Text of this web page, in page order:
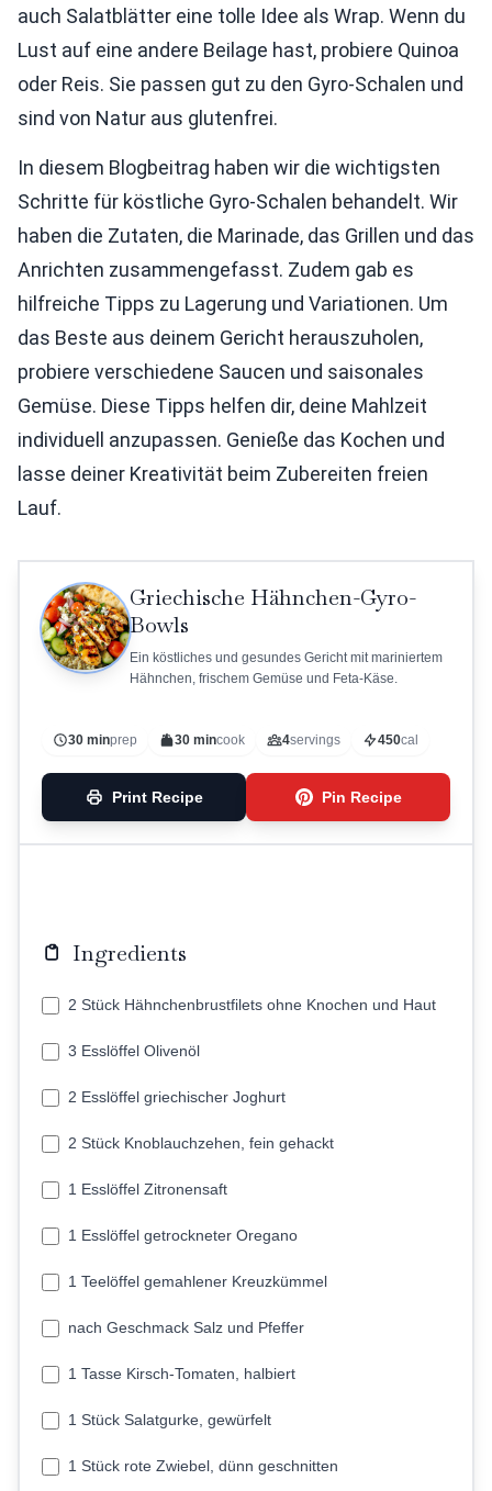
auch Salatblätter eine tolle Idee als Wrap. Wenn du
Lust auf eine andere Beilage hast, probiere Quinoa
oder Reis. Sie passen gut zu den Gyro-Schalen und
sind von Natur aus glutenfrei.
In diesem Blogbeitrag haben wir die wichtigsten
Schritte für köstliche Gyro-Schalen behandelt. Wir
haben die Zutaten, die Marinade, das Grillen und das
Anrichten zusammengefasst. Zudem gab es
hilfreiche Tipps zu Lagerung und Variationen. Um
das Beste aus deinem Gericht herauszuholen,
probiere verschiedene Saucen und saisonales
Gemüse. Diese Tipps helfen dir, deine Mahlzeit
individuell anzupassen. Genieße das Kochen und
lasse deiner Kreativität beim Zubereiten freien
Lauf.
Griechische Hähnchen-Gyro-
Bowls
Ein köstliches und gesundes Gericht mit mariniertem
Hähnchen, frischem Gemüse und Feta-Käse.
30 minprep 30 mincook 4servings 450cal
Print Recipe Pin Recipe
Ingredients
2 Stück Hähnchenbrustfilets ohne Knochen und Haut
3 Esslöffel Olivenöl
2 Esslöffel griechischer Joghurt
2 Stück Knoblauchzehen, fein gehackt
1 Esslöffel Zitronensaft
1 Esslöffel getrockneter Oregano
1 Teelöffel gemahlener Kreuzkümmel
nach Geschmack Salz und Pfeffer
1 Tasse Kirsch-Tomaten, halbiert
1 Stück Salatgurke, gewürfelt
1 Stück rote Zwiebel, dünn geschnitten